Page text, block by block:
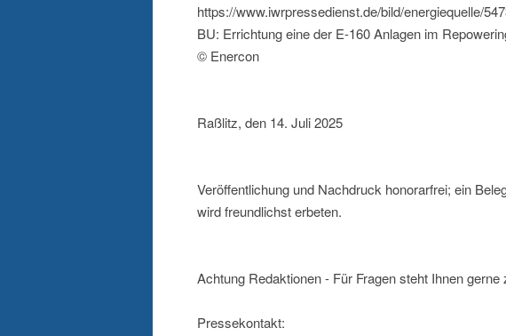
https://www.iwrpressedienst.de/bild/energiequelle/
BU: Errichtung eine der E-160 Anlagen im
© Enercon
Raßlitz, den 14. Juli 2025
Veröffentlichung und Nachdruck honorarfrei; ein
wird freundlichst erbeten.
Achtung Redaktionen - Für Fragen steht Ihnen gerne
Pressekontakt: